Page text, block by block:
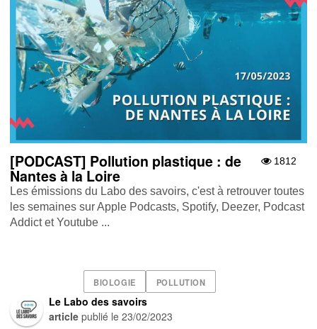
1812
[PODCAST] Pollution plastique : de
Nantes à la Loire
Les émissions du Labo des savoirs, c'est à retrouver toutes
les semaines sur Apple Podcasts , Spotify , Deezer , Podcast
Addict et Youtube ...
BIOLOGIE POLLUTION
Le Labo des savoirs
article publié le23/02/2023